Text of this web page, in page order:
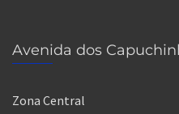
Avenida dos
Zona Central